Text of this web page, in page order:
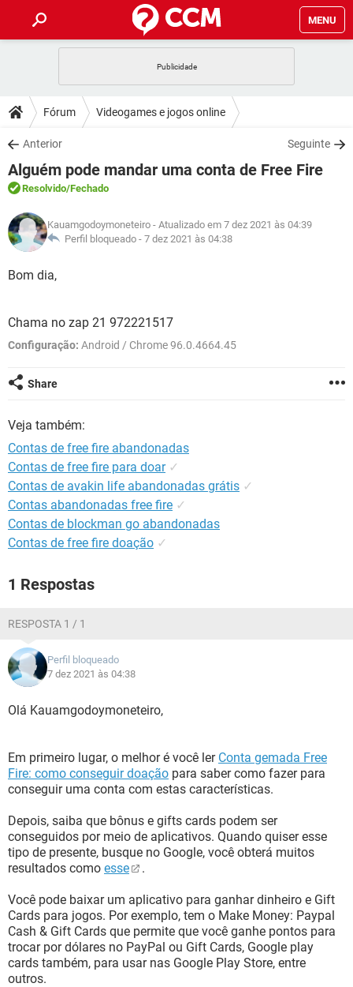
MENU
CELULAR FACEBOOK
OUTLOOK
INSTAGRAM GMAIL
GUIA DE COMPRAS
DICAS
JOGOS WHATSAPP
OUTLOOK
INSTAGRAM
GUIA DE COMPRAS
DOWNLOADS
JOGOS WHATSAPP
CELULAR
OUTLOOK EXCEL
INSTAGRAM
GUIA DE COMPRAS
FÓRUM
JOGOS
CELULAR FACEBOOK
GUIA DE COMPRAS
GLOSSÁRIO
JOGOS
CELULAR
Fórum Videogames e jogos online
Anterior Seguinte
Alguém pode mandar uma conta de Free Fire
Resolvido/Fechado
Kauamgodoymoneteiro - Atualizado em 7 dez 2021 às 04:39
Perfil bloqueado - 7 dez 2021 às 04:38
Bom dia,
Chama no zap 21 972221517
Configuração: Android / Chrome 96.0.4664.45
Share
Veja também:
Contas de free fire abandonadas
Contas de free fire para doar ✓
Contas de avakin life abandonadas grátis ✓
Contas abandonadas free fire ✓
Contas de blockman go abandonadas
Contas de free fire doação ✓
1 Respostas
RESPOSTA 1 / 1
Perfil bloqueado
7 dez 2021 às 04:38
Olá Kauamgodoymoneteiro,
Em primeiro lugar, o melhor é você ler Conta gemada Free
Fire: como conseguir doação para saber como fazer para
conseguir uma conta com estas características.
Depois, saiba que bônus e gifts cards podem ser
conseguidos por meio de aplicativos. Quando quiser esse
tipo de presente, busque no Google, você obterá muitos
resultados como esse .
Você pode baixar um aplicativo para ganhar dinheiro e Gift
Cards para jogos. Por exemplo, tem o Make Money: Paypal
Cash & Gift Cards que permite que você ganhe pontos para
trocar por dólares no PayPal ou Gift Cards, Google play
cards também, para usar nas Google Play Store, entre
outros.